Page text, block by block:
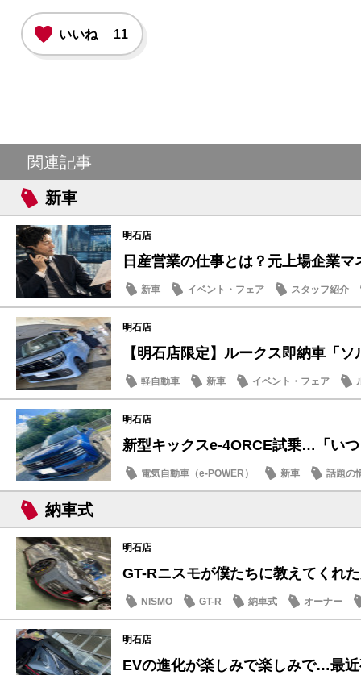
いいね 11
関連記事
新車
明石店
日産営業の仕事とは？元上場企業マ
新車 イベント・フェア スタッフ紹介
明石店
【明石店限定】ルークス即納車「
軽自動車 新車 イベント・フェア
明石店
新型キックスe-4ORCE試乗…「い
電気自動車（e-POWER） 新車 話題の
納車式
明石店
GT-Rニスモが僕たちに教えてくれ
NISMO GT-R 納車式 オーナー
明石店
EVの進化が楽しみで楽しみで…最